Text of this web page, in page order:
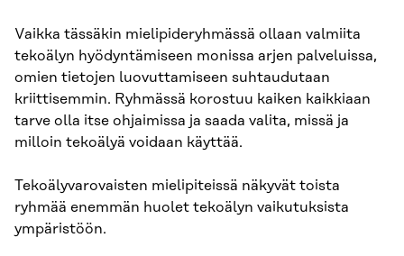
Vaikka tässäkin mielipideryhmässä ollaan valmiita
tekoälyn hyödyntämiseen monissa arjen palveluissa,
omien tietojen luovuttamiseen suhtaudutaan
kriittisemmin. Ryhmässä korostuu kaiken kaikkiaan
tarve olla itse ohjaimissa ja saada valita, missä ja
milloin tekoälyä voidaan käyttää.
Tekoälyvarovaisten mielipiteissä näkyvät toista
ryhmää enemmän huolet tekoälyn vaikutuksista
ympäristöön.